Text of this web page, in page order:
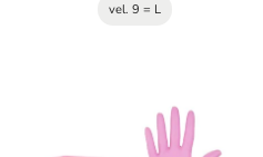
vel. 9 = L